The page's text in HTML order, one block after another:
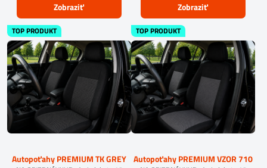
Zobraziť Zobraziť
TOP PRODUKT
Autopoťahy PREMIUM TK GREY
TOP PRODUKT
Autopoťahy PREMIUM VZOR 710